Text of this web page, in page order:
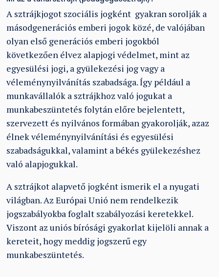
A sztrájkjogot szociális jogként gyakran sorolják a
másodgenerációs emberi jogok közé, de valójában
olyan első generációs emberi jogokból
következően élvez alapjogi védelmet, mint az
egyesülési jogi, a gyülekezési jog vagy a
véleménynyilvánítás szabadsága. Így például a
munkavállalók a sztrájkhoz való jogukat a
munkabeszüntetés folytán előre bejelentett,
szervezett és nyilvános formában gyakorolják, azaz
élnek véleménynyilvánítási és egyesülési
szabadságukkal, valamint a békés gyülekezéshez
való alapjogukkal.
A sztrájkot alapvető jogként ismerik el a nyugati
világban. Az Európai Unió nem rendelkezik
jogszabályokba foglalt szabályozási keretekkel.
Viszont az uniós bírósági gyakorlat kijelöli annak a
kereteit, hogy meddig jogszerű egy
munkabeszüntetés.